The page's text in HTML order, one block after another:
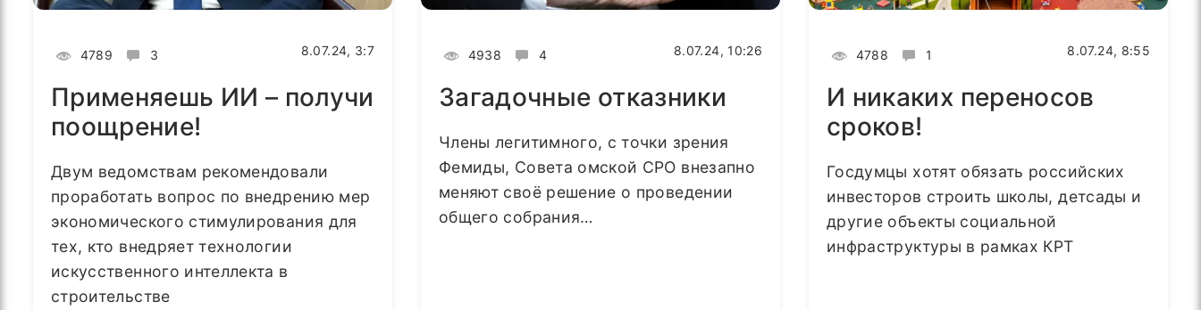
4789 3 8.07.24, 3:7
Применяешь ИИ – получи
поощрение!
Двум ведомствам рекомендовали
проработать вопрос по внедрению мер
экономического стимулирования для
тех, кто внедряет технологии
искусственного интеллекта в
строительстве
4938 4 8.07.24, 10:26
Загадочные отказники
Члены легитимного, с точки зрения
Фемиды, Совета омской СРО внезапно
меняют своё решение о проведении
общего собрания…
4788 1 8.07.24, 8:55
И никаких переносов
сроков!
Госдумцы хотят обязать российских
инвесторов строить школы, детсады и
другие объекты социальной
инфраструктуры в рамках КРТ